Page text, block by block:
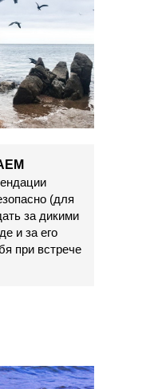
(для
за дикими
и за его
при встрече